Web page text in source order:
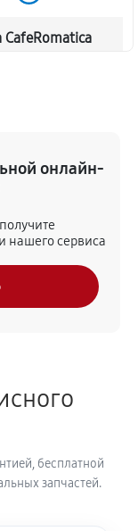
Nivona
онлайн-
нашего сервиса
бесплатной
запчастей.